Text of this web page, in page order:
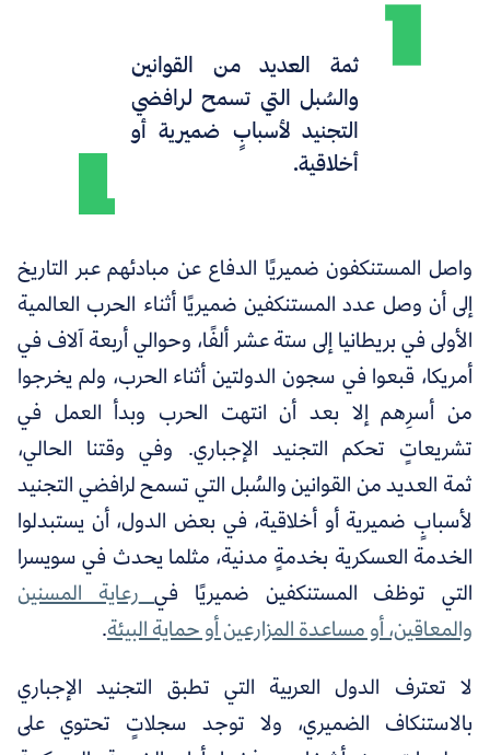
ثمة العديد من القوانين
والسُبل التي تسمح لرافضي
التجنيد لأسبابٍ ضميرية أو
أخلاقية.
واصل المستنكفون ضميريًا الدفاع عن مبادئهم عبر التاريخ
إلى أن وصل عدد المستنكفين ضميريًا أثناء الحرب العالمية
الأولى في بريطانيا إلى ستة عشر ألفًا، وحوالي أربعة آلاف في
أمريكا، قبعوا في سجون الدولتين أثناء الحرب، ولم يخرجوا
من أسرِهم إلا بعد أن انتهت الحرب وبدأ العمل في
تشريعاتٍ تحكم التجنيد الإجباري. وفي وقتنا الحالي،
ثمة العديد من القوانين والسُبل التي تسمح لرافضي التجنيد
لأسبابٍ ضميرية أو أخلاقية، في بعض الدول، أن يستبدلوا
الخدمة العسكرية بخدمةٍ مدنية، مثلما يحدث في سويسرا
التي توظف المستنكفين ضميريًا في رعاية المسنين
والمعاقين، أو مساعدة المزارعين أو حماية البيئة.
لا تعترف الدول العربية التي تطبق التجنيد الإجباري
بالاستنكاف الضميري، ولا توجد سجلاتٍ تحتوي على